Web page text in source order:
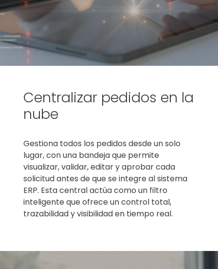
Centralizar pedidos en la
nube
Gestiona todos los pedidos desde un solo
lugar, con una bandeja que permite
visualizar, validar, editar y aprobar cada
solicitud antes de que se integre al sistema
ERP. Esta central actúa como un filtro
inteligente que ofrece un control total,
trazabilidad y visibilidad en tiempo real.